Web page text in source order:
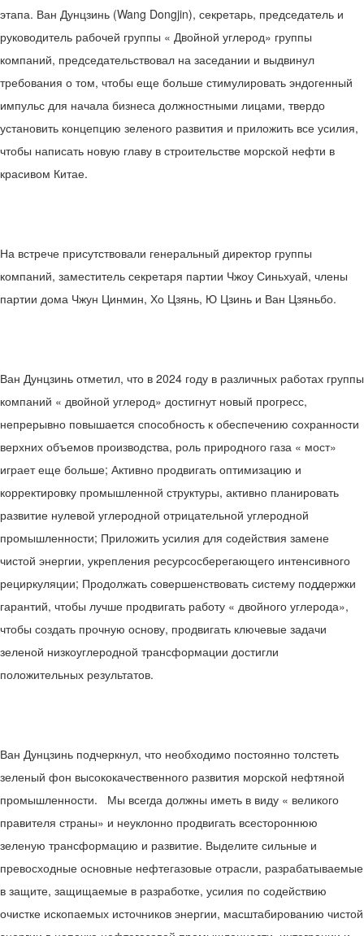
этапа. Ван Дунцзинь (Wang Dongjin), секретарь, председатель и
руководитель рабочей группы « Двойной углерод» группы
компаний, председательствовал на заседании и выдвинул
требования о том, чтобы еще больше стимулировать эндогенный
импульс для начала бизнеса должностными лицами, твердо
установить концепцию зеленого развития и приложить все усилия,
чтобы написать новую главу в строительстве морской нефти в
красивом Китае.
На встрече присутствовали генеральный директор группы
компаний, заместитель секретаря партии Чжоу Синьхуай, члены
партии дома Чжун Цинмин, Хо Цзянь, Ю Цзинь и Ван Цзяньбо.
Ван Дунцзинь отметил, что в 2024 году в различных работах группы
компаний « двойной углерод» достигнут новый прогресс,
непрерывно повышается способность к обеспечению сохранности
верхних объемов производства, роль природного газа « мост»
играет еще больше; Активно продвигать оптимизацию и
корректировку промышленной структуры, активно планировать
развитие нулевой углеродной отрицательной углеродной
промышленности; Приложить усилия для содействия замене
чистой энергии, укрепления ресурсосберегающего интенсивного
рециркуляции; Продолжать совершенствовать систему поддержки
гарантий, чтобы лучше продвигать работу « двойного углерода»,
чтобы создать прочную основу, продвигать ключевые задачи
зеленой низкоуглеродной трансформации достигли
положительных результатов.
Ван Дунцзинь подчеркнул, что необходимо постоянно толстеть
зеленый фон высококачественного развития морской нефтяной
промышленности. Мы всегда должны иметь в виду « великого
правителя страны» и неуклонно продвигать всестороннюю
зеленую трансформацию и развитие. Выделите сильные и
превосходные основные нефтегазовые отрасли, разрабатываемые
в защите, защищаемые в разработке, усилия по содействию
очистке ископаемых источников энергии, масштабированию чистой